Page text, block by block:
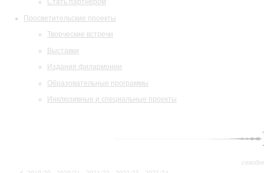
Стать партнером
Просветительские проекты
Творческие встречи
Выставки
Издания филармонии
Образовательные программы
Инклюзивные и специальные проекты